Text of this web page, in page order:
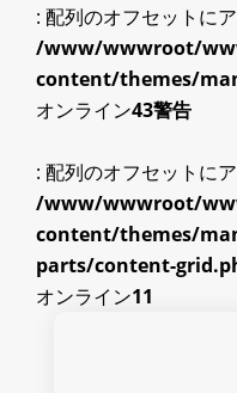
: 配列のオフセットに
/www/wwwroot/
content/themes/
オンライン43警告
: 配列のオフセットに
/www/wwwroot/
content/themes/
parts/content-
オンライン11